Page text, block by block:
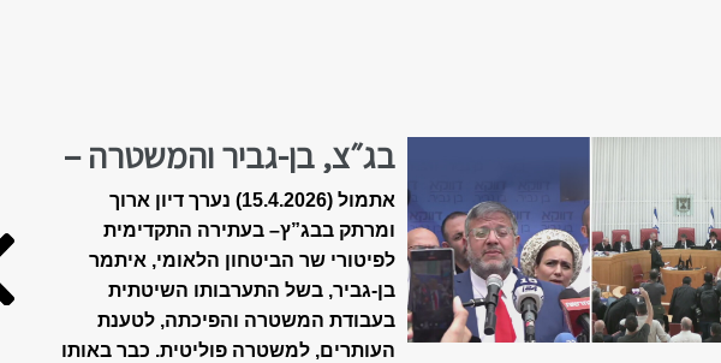
בג״צ, בן-גביר והמשטרה –
הולכים לפשרה?אתמול (15.4.2026) נערך דיון ארוך
ומרתק בבג”ץ– בעתירה התקדימית
לפיטורי שר הביטחון הלאומי, איתמר
בן-גביר, בשל התערבותו השיטתית
בעבודת המשטרה והפיכתה, לטענת
העותרים, למשטרה פוליטית. כבר באותו